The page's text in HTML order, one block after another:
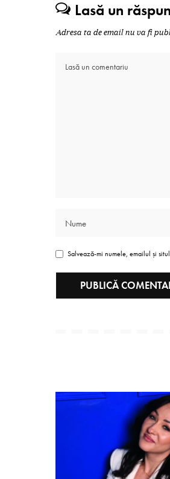
Lasă un
Adresa ta de email nu va fi
Salvează-mi numele, emailul și